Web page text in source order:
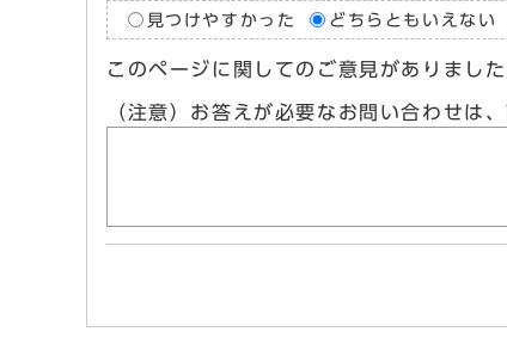
見つけやすかった どちらともいえない
このページに関してのご意見がありまし
（注意）お答えが必要なお問い合わせは